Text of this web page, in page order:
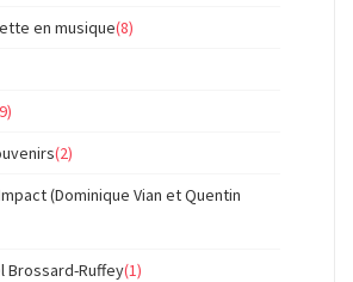
en musique(8)
(2)
(Dominique Vian et Quentin
Brossard-Ruffey(1)